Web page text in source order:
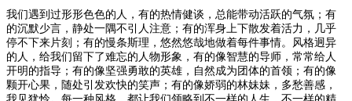
我们遇到过形形色色的人，有的热情健谈，总能带动活跃的气氛；有
的沉默少言，静处一隅不引人注意；有的浑身上下散发着活力，几乎
停不下来片刻；有的慢条斯理，悠然悠哉地做着每件事情。风格迥异
的人，给我们留下了难忘的人物形象，有的像智慧的导师，常常给人
开明的指导；有的像坚强勇敢的英雄，自然成为团体的首领；有的像
颗开心果，随处引发欢快的笑声；有的像娇弱的林妹妹，多愁善感，